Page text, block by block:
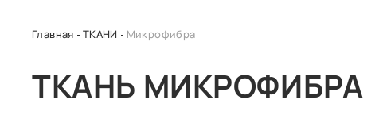
Главная ТКАНИ Микрофибра
ТКАНЬ МИКРОФИБРА